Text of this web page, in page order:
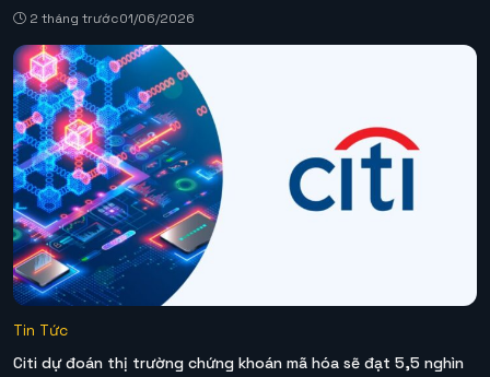
2 tháng trước01/06/2026
Tin Tức
Citi dự đoán thị trường chứng khoán mã hóa sẽ đạt 5,5 nghìn